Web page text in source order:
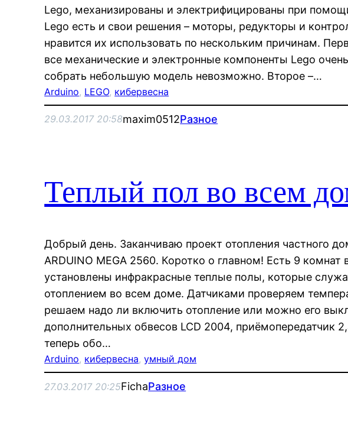
Lego, механизированы и электрифицированы при
Lego есть и свои решения – моторы, редукторы и
нравится их использовать по нескольким причинам.
все механические и электронные компоненты Lego
собрать небольшую модель невозможно. Второе –…
Arduino, LEGO, кибервесна
29.03.2017 20:58maxim0512Разное
Теплый пол во всем
Добрый день. Заканчиваю проект отопления частного
ARDUINO MEGA 2560. Коротко о главном! Есть 9 комнат
установлены инфракрасные теплые полы, которые
отоплением во всем доме. Датчиками проверяем
решаем надо ли включить отопление или можно его
дополнительных обвесов LCD 2004, приёмопередатчик
теперь обо…
Arduino, кибервесна, умный дом
27.03.2017 20:25FichaРазное